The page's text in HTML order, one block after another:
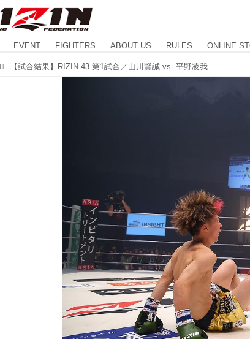
EVENT FIGHTERS ABOUT US RULES ONLINE
【試合結果】RIZIN.43 第1試合／山川賢誠 vs. 平野凌我